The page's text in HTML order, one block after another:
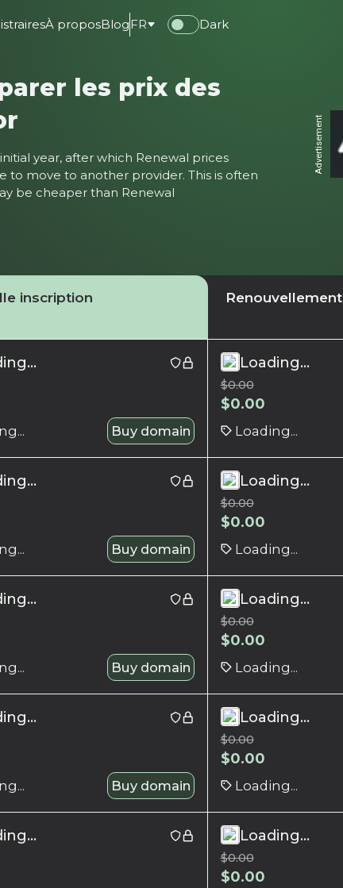
À proposBlog FR Dark
les prix des
year, after which Renewal prices
to move to another provider. This is often
be cheaper than Renewal
Advertisement
inscription Renouvellement
Buy domain
Loading...
$0.00
$0.00
Loading...
Buy domain
Loading...
$0.00
$0.00
Loading...
Buy domain
Loading...
$0.00
$0.00
Loading...
Buy domain
Loading...
$0.00
$0.00
Loading...
Loading...
$0.00
$0.00